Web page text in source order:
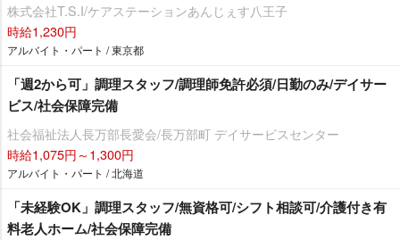
株式会社T.S.I/ケアステーションあんじぇす八王子
時給1,230円
アルバイト・パート / 東京都
「週2から可」調理スタッフ/調理師免許必須/日勤のみ/デイサー
ビス/社会保障完備
社会福祉法人長万部長愛会/長万部町 デイサービスセンター
時給1,075円～1,300円
アルバイト・パート / 北海道
「未経験OK」調理スタッフ/無資格可/シフト相談可/介護付き有
料老人ホーム/社会保障完備